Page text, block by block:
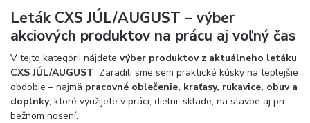
Leták CXS JÚL/AUGUST – výber
akciových produktov na prácu aj voľný čas
V tejto kategórii nájdete výber produktov z aktuálneho letáku
CXS JÚL/AUGUST. Zaradili sme sem praktické kúsky na teplejšie
obdobie – najmä pracovné oblečenie, kraťasy, rukavice, obuv a
doplnky, ktoré využijete v práci, dielni, sklade, na stavbe aj pri
bežnom nosení.
Zatvoriť